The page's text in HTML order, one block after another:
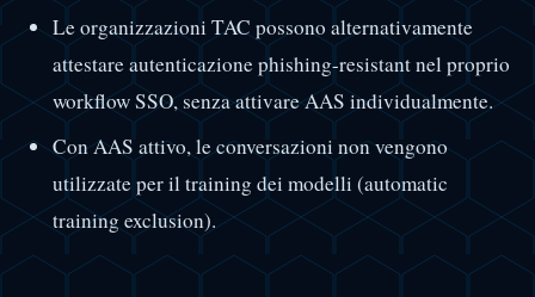
Le organizzazioni TAC possono alternativamente
attestare autenticazione phishing-resistant nel proprio
workflow SSO, senza attivare AAS individualmente.
Con AAS attivo, le conversazioni non vengono
utilizzate per il training dei modelli (automatic
training exclusion).